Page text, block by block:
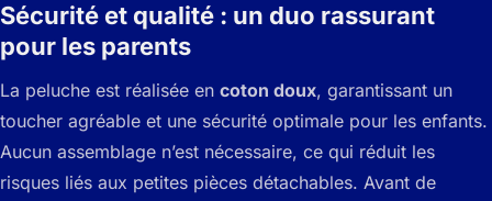
Sécurité et qualité : un duo rassurant
pour les parents
La peluche est réalisée en coton doux, garantissant un
toucher agréable et une sécurité optimale pour les enfants.
Aucun assemblage n’est nécessaire, ce qui réduit les
risques liés aux petites pièces détachables. Avant de